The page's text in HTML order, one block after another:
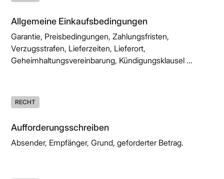
Allgemeine Einkaufsbedingungen
Garantie, Preisbedingungen, Zahlungsfristen,
Verzugsstrafen, Lieferzeiten, Lieferort,
Geheimhaltungsvereinbarung, Kündigungsklausel ...
RECHT
Aufforderungsschreiben
Absender, Empfänger, Grund, geforderter Betrag.